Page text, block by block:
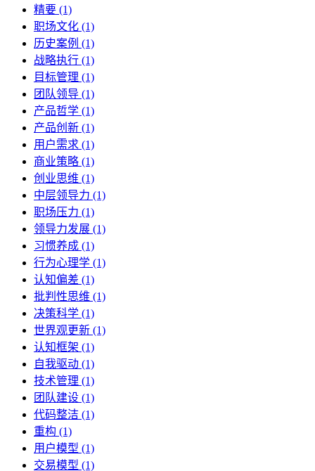
精要 (1)
职场文化 (1)
历史案例 (1)
战略执行 (1)
目标管理 (1)
团队领导 (1)
产品哲学 (1)
产品创新 (1)
用户需求 (1)
商业策略 (1)
创业思维 (1)
中层领导力 (1)
职场压力 (1)
领导力发展 (1)
习惯养成 (1)
行为心理学 (1)
认知偏差 (1)
批判性思维 (1)
决策科学 (1)
世界观更新 (1)
认知框架 (1)
自我驱动 (1)
技术管理 (1)
团队建设 (1)
代码整洁 (1)
重构 (1)
用户模型 (1)
交易模型 (1)